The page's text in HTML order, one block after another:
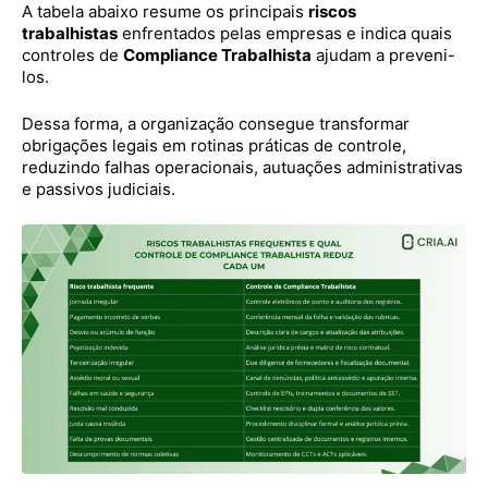
A tabela abaixo resume os principais riscos
trabalhistas enfrentados pelas empresas e indica quais
controles de Compliance Trabalhista ajudam a preveni-
los.
Dessa forma, a organização consegue transformar
obrigações legais em rotinas práticas de controle,
reduzindo falhas operacionais, autuações administrativas
e passivos judiciais.